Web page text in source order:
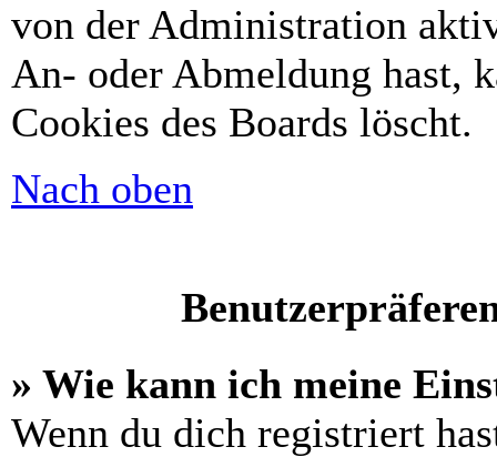
von der Administration
An- oder Abmeldung hast,
Cookies des Boards löscht.
Nach oben
» Wie kann ich meine
Wenn du dich registriert